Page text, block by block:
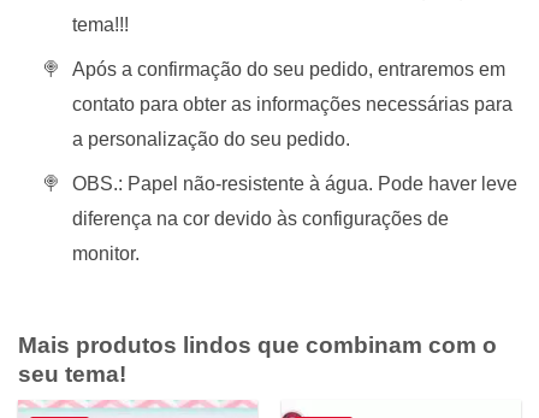
tema!!!
Após a confirmação do seu pedido, entraremos em
contato para obter as informações necessárias para
a personalização do seu pedido.
OBS.: Papel não-resistente à água. Pode haver leve
diferença na cor devido às configurações de
monitor.
Mais produtos lindos que combinam com o
seu tema!